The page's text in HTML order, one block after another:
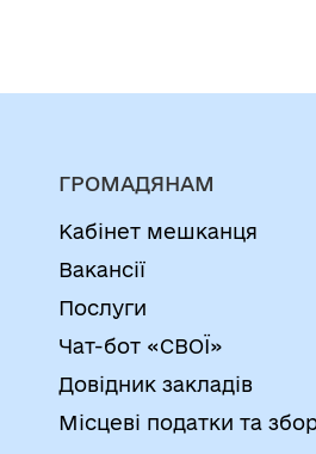
ГРОМАДЯНАМ
Кабінет мешканця
Вакансії
Послуги
Чат-бот «СВОЇ»
Довідник закладів
Місцеві податки та